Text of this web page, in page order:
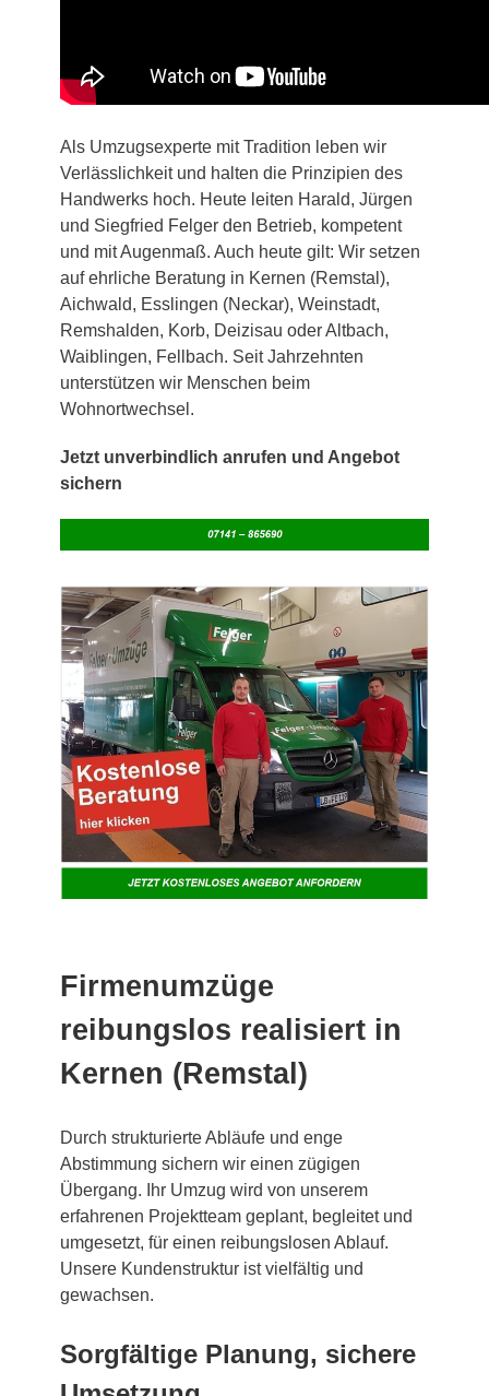
Als Umzugsexperte mit Tradition leben wir
Verlässlichkeit und halten die Prinzipien des
Handwerks hoch. Heute leiten Harald, Jürgen
und Siegfried Felger den Betrieb, kompetent
und mit Augenmaß. Auch heute gilt: Wir setzen
auf ehrliche Beratung in Kernen (Remstal),
Aichwald, Esslingen (Neckar), Weinstadt,
Remshalden, Korb, Deizisau oder Altbach,
Waiblingen, Fellbach. Seit Jahrzehnten
unterstützen wir Menschen beim
Wohnortwechsel.
Jetzt unverbindlich anrufen und Angebot
sichern
Firmenumzüge
reibungslos realisiert in
Kernen (Remstal)
Durch strukturierte Abläufe und enge
Abstimmung sichern wir einen zügigen
Übergang. Ihr Umzug wird von unserem
erfahrenen Projektteam geplant, begleitet und
umgesetzt, für einen reibungslosen Ablauf.
Unsere Kundenstruktur ist vielfältig und
gewachsen.
Sorgfältige Planung, sichere